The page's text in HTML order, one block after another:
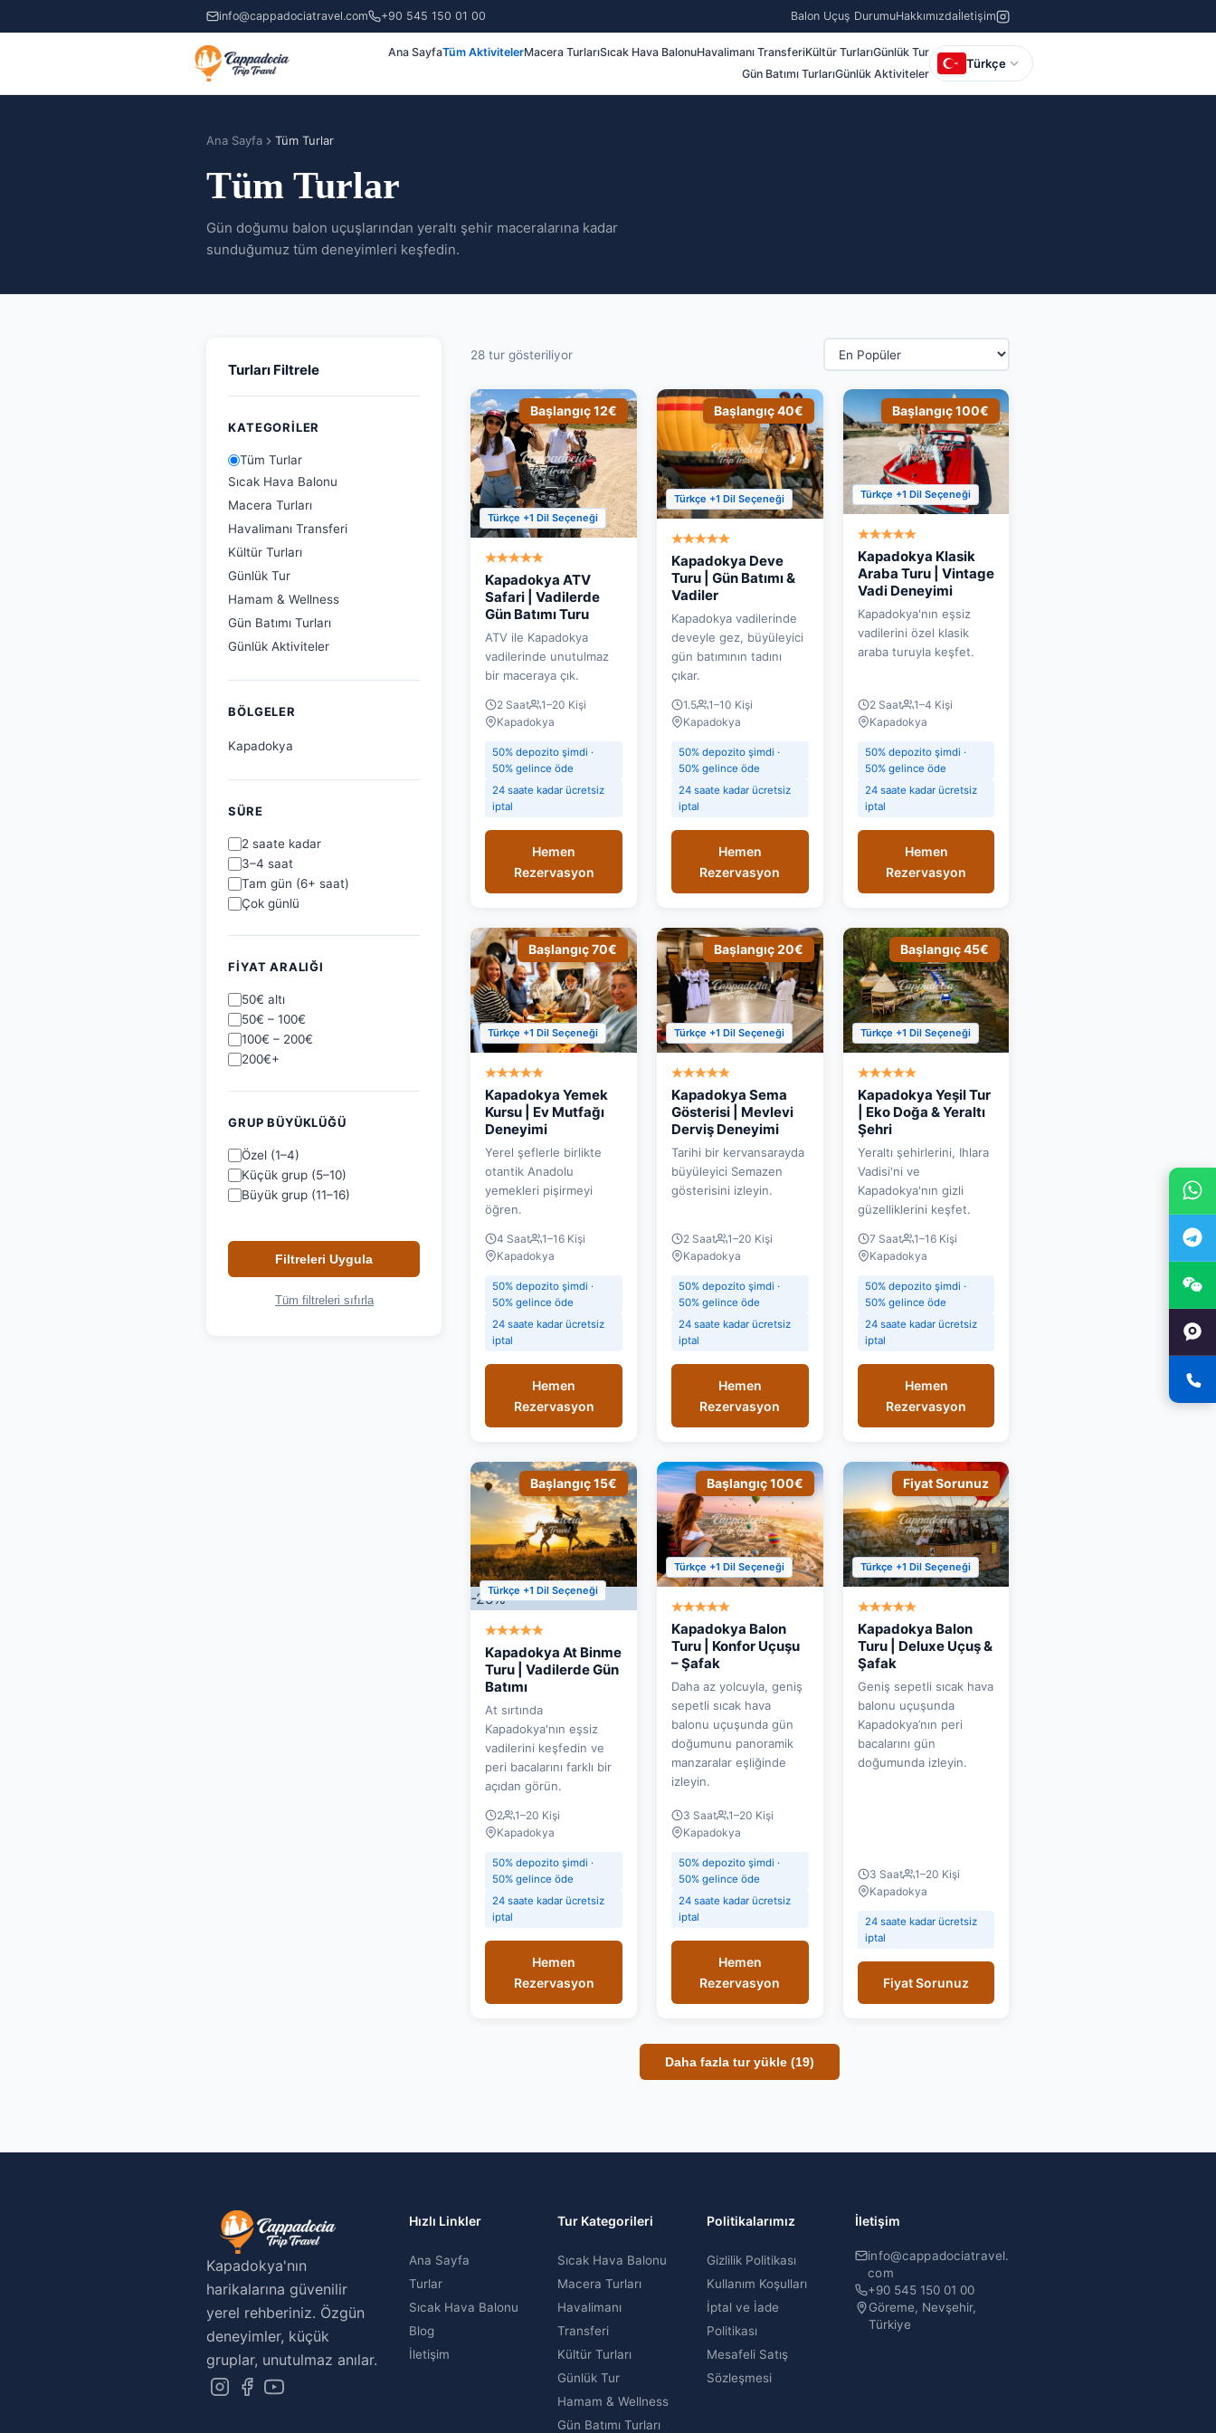
info@cappadociatravel.com +90 545 150 01 00 Balon Uçuş DurumuHakkımızdaİletişim
Ana SayfaTüm AktivitelerMacera TurlarıSıcak Hava BalonuHavalimanı TransferiKültür TurlarıGünlük Tur
Gün Batımı TurlarıGünlük Aktiviteler
Türkçe
Ana Sayfa Tüm Turlar
Tüm Turlar
Gün doğumu balon uçuşlarından yeraltı şehir maceralarına kadar
sunduğumuz tüm deneyimleri keşfedin.
Turları Filtrele
KATEGORILER
Tüm Turlar
Sıcak Hava Balonu
Macera Turları
Havalimanı Transferi
Kültür Turları
Günlük Tur
Hamam & Wellness
Gün Batımı Turları
Günlük Aktiviteler
BÖLGELER
Kapadokya
SÜRE
2 saate kadar
3–4 saat
Tam gün (6+ saat)
Çok günlü
FIYAT ARALIĞI
50€ altı
50€ – 100€
100€ – 200€
200€+
GRUP BÜYÜKLÜĞÜ
Özel (1–4)
Küçük grup (5–10)
Büyük grup (11–16)
Filtreleri Uygula
Tüm filtreleri sıfırla
28 tur gösteriliyor Sırala
-20%
Başlangıç 12€
Türkçe +1 Dil Seçeneği
Kapadokya ATV
Safari | Vadilerde
Gün Batımı Turu
ATV ile Kapadokya
vadilerinde unutulmaz
bir maceraya çık.
2 Saat
1–20 Kişi
Kapadokya
50% depozito şimdi ·
50% gelince öde
24 saate kadar ücretsiz
iptal
Hemen
Rezervasyon
Başlangıç 40€
Türkçe +1 Dil Seçeneği
Kapadokya Deve
Turu | Gün Batımı &
Vadiler
Kapadokya vadilerinde
deveyle gez, büyüleyici
gün batımının tadını
çıkar.
1.5
1–10 Kişi
Kapadokya
50% depozito şimdi ·
50% gelince öde
24 saate kadar ücretsiz
iptal
Hemen
Rezervasyon
Başlangıç 100€
Türkçe +1 Dil Seçeneği
Kapadokya Klasik
Araba Turu | Vintage
Vadi Deneyimi
Kapadokya'nın eşsiz
vadilerini özel klasik
araba turuyla keşfet.
2 Saat
1–4 Kişi
Kapadokya
50% depozito şimdi ·
50% gelince öde
24 saate kadar ücretsiz
iptal
Hemen
Rezervasyon
Başlangıç 70€
Türkçe +1 Dil Seçeneği
Kapadokya Yemek
Kursu | Ev Mutfağı
Deneyimi
Yerel şeflerle birlikte
otantik Anadolu
yemekleri pişirmeyi
öğren.
4 Saat
1–16 Kişi
Kapadokya
50% depozito şimdi ·
50% gelince öde
24 saate kadar ücretsiz
iptal
Hemen
Rezervasyon
Başlangıç 20€
Türkçe +1 Dil Seçeneği
Kapadokya Sema
Gösterisi | Mevlevi
Derviş Deneyimi
Tarihi bir kervansarayda
büyüleyici Semazen
gösterisini izleyin.
2 Saat
1–20 Kişi
Kapadokya
50% depozito şimdi ·
50% gelince öde
24 saate kadar ücretsiz
iptal
Hemen
Rezervasyon
Başlangıç 45€
Türkçe +1 Dil Seçeneği
Kapadokya Yeşil Tur
| Eko Doğa & Yeraltı
Şehri
Yeraltı şehirlerini, Ihlara
Vadisi'ni ve
Kapadokya'nın gizli
güzelliklerini keşfet.
7 Saat
1–16 Kişi
Kapadokya
50% depozito şimdi ·
50% gelince öde
24 saate kadar ücretsiz
iptal
Hemen
Rezervasyon
-25%
Başlangıç 15€
Türkçe +1 Dil Seçeneği
Kapadokya At Binme
Turu | Vadilerde Gün
Batımı
At sırtında
Kapadokya'nın eşsiz
vadilerini keşfedin ve
peri bacalarını farklı bir
açıdan görün.
2
1–20 Kişi
Kapadokya
50% depozito şimdi ·
50% gelince öde
24 saate kadar ücretsiz
iptal
Hemen
Rezervasyon
Başlangıç 100€
Türkçe +1 Dil Seçeneği
Kapadokya Balon
Turu | Konfor Uçuşu
– Şafak
Daha az yolcuyla, geniş
sepetli sıcak hava
balonu uçuşunda gün
doğumunu panoramik
manzaralar eşliğinde
izleyin.
3 Saat
1–20 Kişi
Kapadokya
50% depozito şimdi ·
50% gelince öde
24 saate kadar ücretsiz
iptal
Hemen
Rezervasyon
Fiyat Sorunuz
Türkçe +1 Dil Seçeneği
Kapadokya Balon
Turu | Deluxe Uçuş &
Şafak
Geniş sepetli sıcak hava
balonu uçuşunda
Kapadokya’nın peri
bacalarını gün
doğumunda izleyin.
3 Saat
1–20 Kişi
Kapadokya
24 saate kadar ücretsiz
iptal
Fiyat Sorunuz
Daha fazla tur yükle (19)
Kapadokya'nın
harikalarına güvenilir
yerel rehberiniz. Özgün
deneyimler, küçük
gruplar, unutulmaz anılar.
Hızlı Linkler
Ana Sayfa
Turlar
Sıcak Hava Balonu
Blog
İletişim
Tur Kategorileri
Sıcak Hava Balonu
Macera Turları
Havalimanı
Transferi
Kültür Turları
Günlük Tur
Hamam & Wellness
Gün Batımı Turları
Politikalarımız
Gizlilik Politikası
Kullanım Koşulları
İptal ve İade
Politikası
Mesafeli Satış
Sözleşmesi
İletişim
info@cappadociatravel.
com
+90 545 150 01 00
Göreme, Nevşehir,
Türkiye